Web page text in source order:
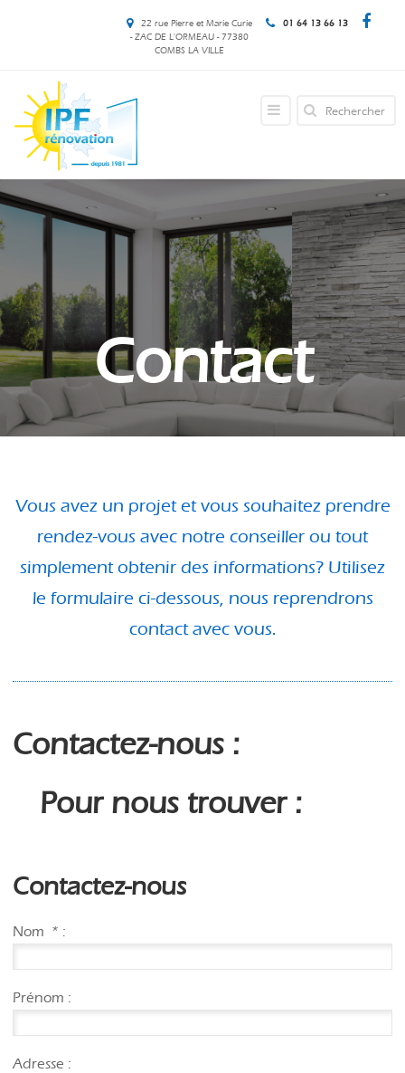
01 64 13 66 13
22 rue Pierre et Marie Curie
- ZAC DE L'ORMEAU - 77380
COMBS LA VILLE
Contact
Vous avez un projet et vous souhaitez prendre
rendez-vous avec notre conseiller ou tout
simplement obtenir des informations? Utilisez
le formulaire ci-dessous, nous reprendrons
contact avec vous.
Contactez-nous :
Pour nous trouver :
Contactez-nous
* :
Prénom :
Adresse :